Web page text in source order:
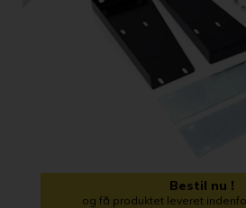
Bestil nu !
og få produktet leveret